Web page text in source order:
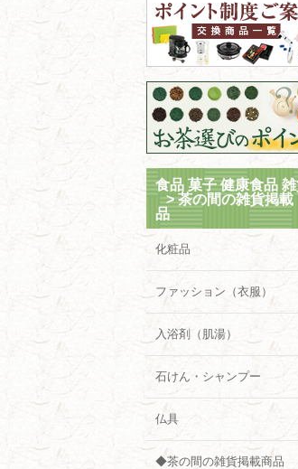
食品 菓子 健康食品
>茶の間の雑貨掲載
品
化粧品
ファッション（衣服）
入浴剤（肌湯）
石けん・シャンプー
仏具
◆茶の間の雑貨掲載商品